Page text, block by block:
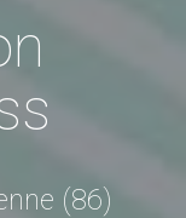
(86)